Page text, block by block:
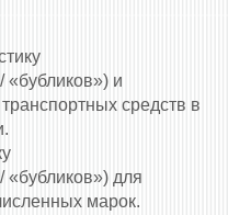
«бубликов») и
средств в
для
марок.